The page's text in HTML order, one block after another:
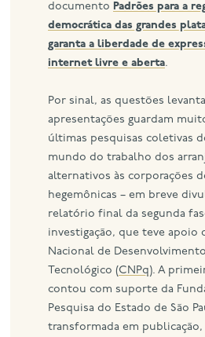
documentoPadrões para a
democrática das grandes
garanta a liberdade de
internet livre e aberta.
Por sinal, as questões
apresentações guardam
últimas pesquisas coletivas
mundo do trabalho dos
alternativos às corporações
hegemônicas – em breve
relatório final da segunda
investigação, que teve apoio
Nacional de
Tecnológico (CNPq). A
contou com suporte da
Pesquisa do Estado de São
transformada em